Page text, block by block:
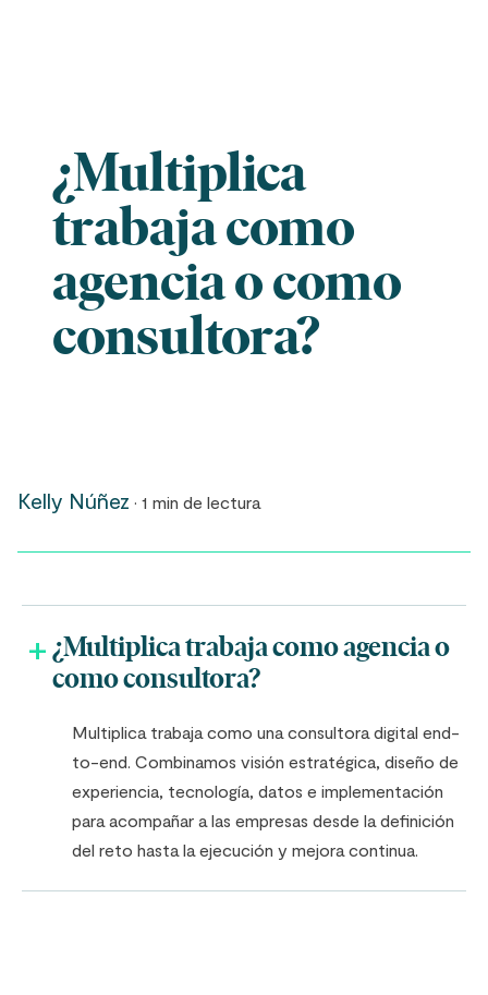
¿Multiplica
trabaja como
agencia o como
consultora?
Kelly Núñez · 1 min de lectura
¿Multiplica trabaja como agencia o
como consultora?
Multiplica trabaja como una consultora digital end-
to-end. Combinamos visión estratégica, diseño de
experiencia, tecnología, datos e implementación
para acompañar a las empresas desde la definición
del reto hasta la ejecución y mejora continua.